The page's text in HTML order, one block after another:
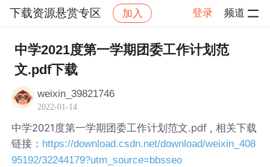
下载资源悬赏专区 加入 登录 频道
社区 下载资源悬赏专区 帖子详情
中学2021度第一学期团委工作计划范
文.pdf下载
weixin_39821746
2022-01-14
中学2021度第一学期团委工作计划范文.pdf , 相关下载
链接： https://download.csdn.net/download/weixin_408
95192/32244179?utm_source=bbsseo